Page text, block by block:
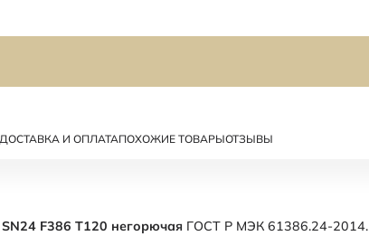
ДОСТАВКА И ОПЛАТАПОХОЖИЕ ТОВАРЫОТЗЫВЫ
F386 Т120 негорючая ГОСТ Р МЭК 61386.24-2014.